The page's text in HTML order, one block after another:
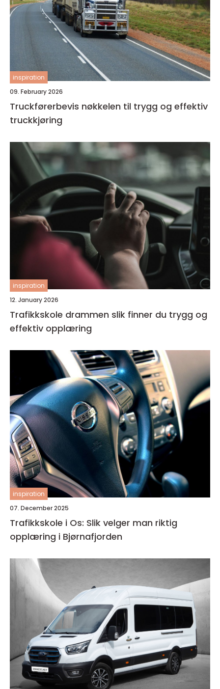
inspiration
09. February 2026
Truckførerbevis nøkkelen til trygg og effektiv
truckkjøring
inspiration
12. January 2026
Trafikkskole drammen slik finner du trygg og
effektiv opplæring
inspiration
07. December 2025
Trafikkskole i Os: Slik velger man riktig
opplæring i Bjørnafjorden